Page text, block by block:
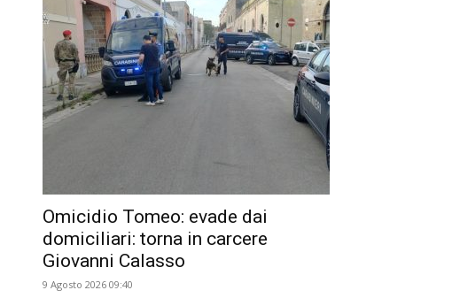
Omicidio Tomeo: evade dai
domiciliari: torna in carcere
Giovanni Calasso
9 Agosto 2026 09:40